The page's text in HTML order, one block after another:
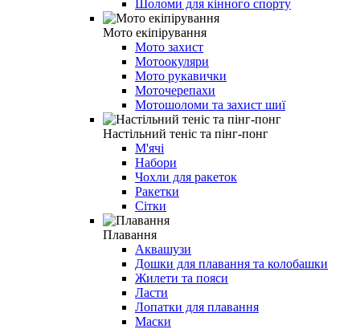
Шоломи для кінного спорту
Мото екіпірування
Мото захист
Мотоокуляри
Мото рукавички
Моточерепахи
Мотошоломи та захист шиї
Настільний теніс та пінг-понг
М'ячі
Набори
Чохли для ракеток
Ракетки
Сітки
Плавання
Аквашузи
Дошки для плавання та колобашки
Жилети та пояси
Ласти
Лопатки для плавання
Маски